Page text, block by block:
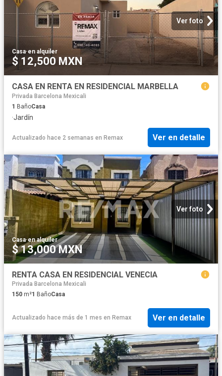
Ver foto
Casa·en alquiler
$ 12,500 MXN
CASA EN RENTA EN RESIDENCIAL MARBELLA
Privada Barcelona Mexicali
1 BañoCasa
·Jardín
Actualizado hace 2 semanas en Remax Ver en detalle
Ver foto
Casa·en alquiler
$ 13,000 MXN
RENTA CASA EN RESIDENCIAL VENECIA
Privada Barcelona Mexicali
150 m²1 BañoCasa
Actualizado hace más de 1 mes en Remax Ver en detalle